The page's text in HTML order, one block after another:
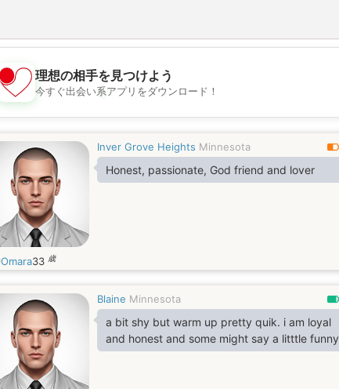
💖
理想の相手を見つけよう
今すぐ出会い系アプリをダウンロード！
Inver Grove Heights Minnesota
Honest, passionate, God friend and lover
Omara33 歳
Blaine Minnesota
a bit shy but warm up pretty quik. i am loyal
and honest and some might say a litttle funny